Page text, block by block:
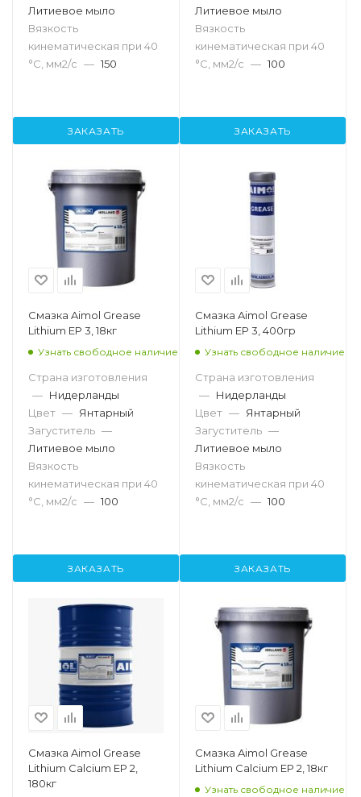
Литиевое мыло
Вязкость
кинематическая при 40
°С, мм2/с — 150
ЗАКАЗАТЬ
Литиевое мыло
Вязкость
кинематическая при 40
°С, мм2/с — 100
ЗАКАЗАТЬ
Смазка Aimol Grease
Lithium EP 3, 18кг
Узнать свободное наличие
Страна изготовления
— Нидерланды
Цвет — Янтарный
Загуститель —
Литиевое мыло
Вязкость
кинематическая при 40
°С, мм2/с — 100
ЗАКАЗАТЬ
Смазка Aimol Grease
Lithium EP 3, 400гр
Узнать свободное наличие
Страна изготовления
— Нидерланды
Цвет — Янтарный
Загуститель —
Литиевое мыло
Вязкость
кинематическая при 40
°С, мм2/с — 100
ЗАКАЗАТЬ
Смазка Aimol Grease
Lithium Calcium EP 2,
180кг
Смазка Aimol Grease
Lithium Calcium EP 2, 18кг
Узнать свободное наличие